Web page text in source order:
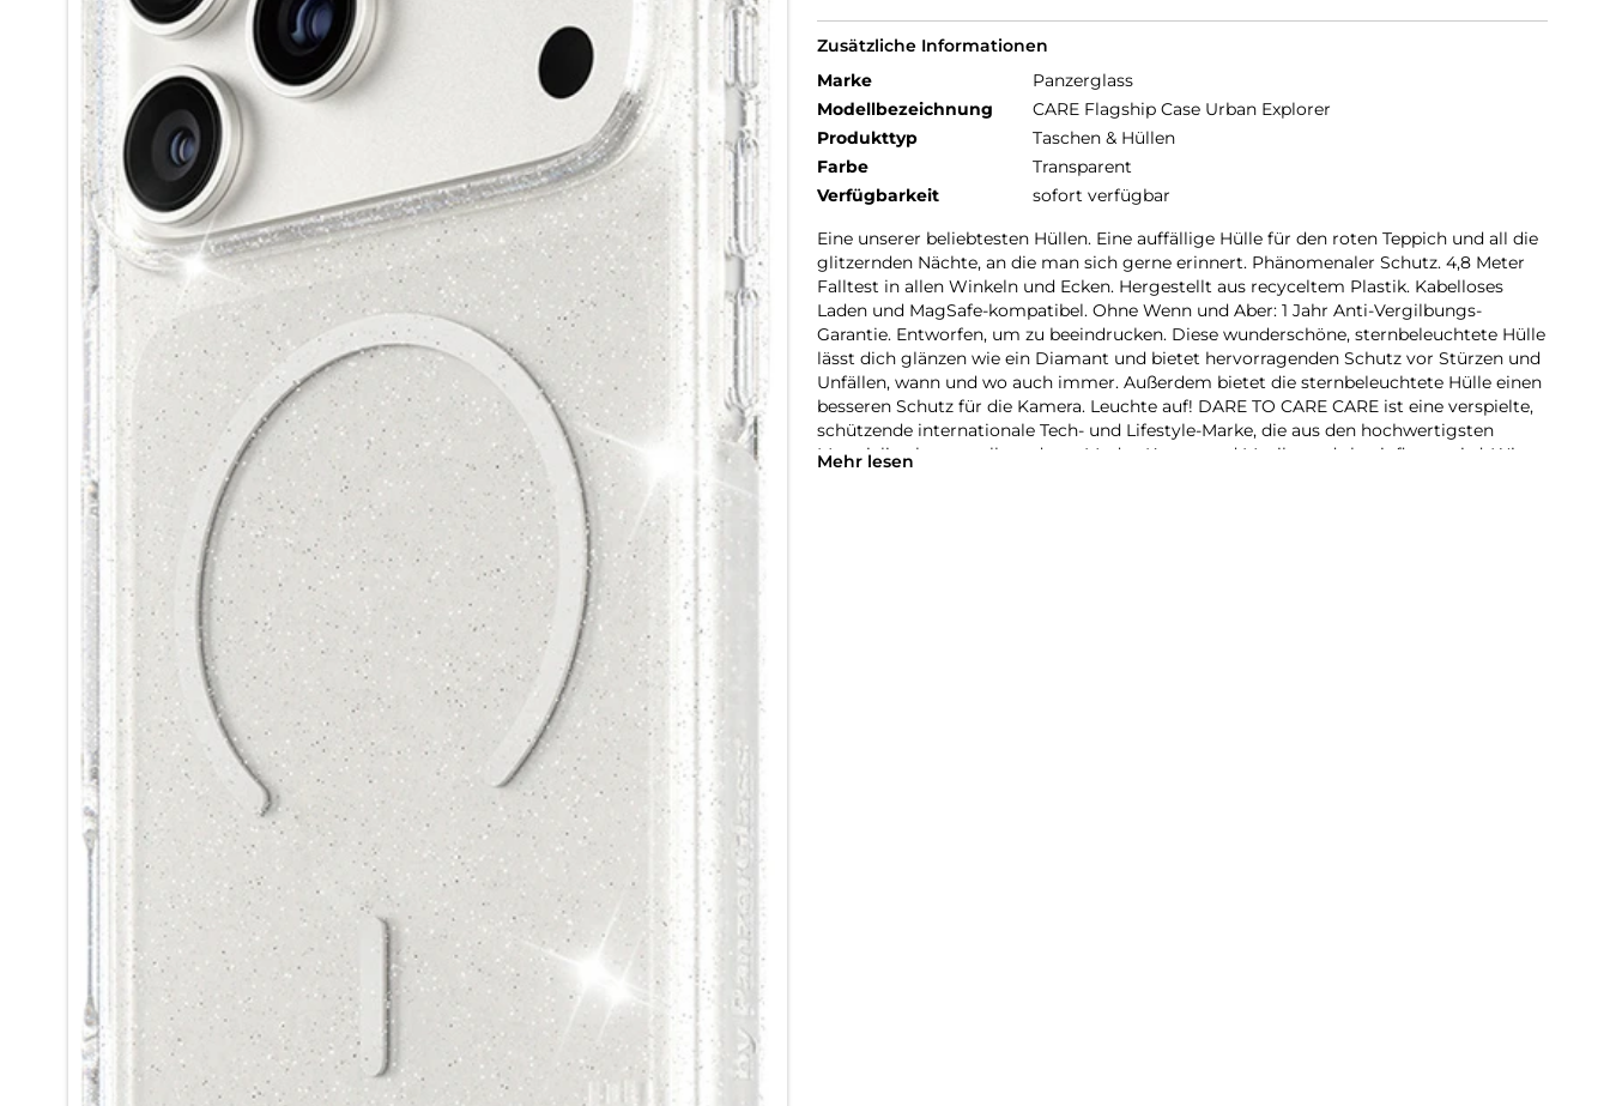
Zusätzliche Informationen
Marke
Panzerglass
Modellbezeichnung
CARE Flagship Case Urban Explorer
Produkttyp
Taschen & Hüllen
Farbe
Transparent
Verfügbarkeit
sofort verfügbar
Eine unserer beliebtesten Hüllen. Eine auffällige Hülle für den roten Teppich und all die
glitzernden Nächte, an die man sich gerne erinnert. Phänomenaler Schutz. 4,8 Meter
Falltest in allen Winkeln und Ecken. Hergestellt aus recyceltem Plastik. Kabelloses
Laden und MagSafe-kompatibel. Ohne Wenn und Aber: 1 Jahr Anti-Vergilbungs-
Garantie. Entworfen, um zu beeindrucken. Diese wunderschöne, sternbeleuchtete Hülle
lässt dich glänzen wie ein Diamant und bietet hervorragenden Schutz vor Stürzen und
Unfällen, wann und wo auch immer. Außerdem bietet die sternbeleuchtete Hülle einen
besseren Schutz für die Kamera. Leuchte auf! DARE TO CARE CARE ist eine verspielte,
schützende internationale Tech- und Lifestyle-Marke, die aus den hochwertigsten
Materialien hergestellt und von Mode-, Kunst- und Musiktrends beeinflusst wird. Wir
Mehr lesen